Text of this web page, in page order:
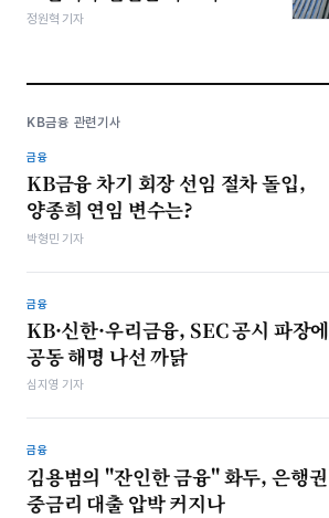
정원혁 기자
KB금융 관련기사
금융
KB금융 차기 회장 선임 절차 돌입,
양종희 연임 변수는?
박형민 기자
금융
KB·신한·우리금융, SEC 공시 파장에
공동 해명 나선 까닭
심지영 기자
금융
김용범의 "잔인한 금융" 화두, 은행권
중금리 대출 압박 커지나